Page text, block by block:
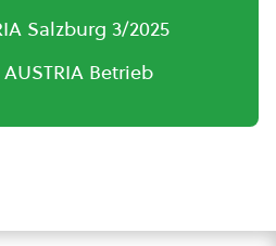
Salzburg 3/2025
Betrieb